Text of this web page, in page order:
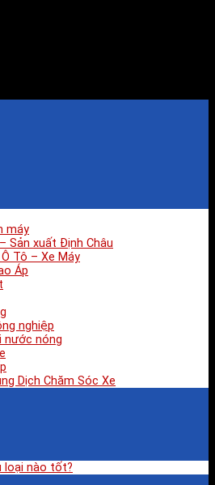
máy
Sản xuất Định Châu
Tô – Xe Máy
Áp
nghiệp
nước nóng
Dịch Chăm Sóc Xe
loại nào tốt?